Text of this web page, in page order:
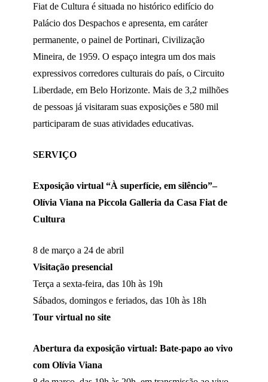
Fiat de Cultura é situada no histórico edifício do
Palácio dos Despachos e apresenta, em caráter
permanente, o painel de Portinari, Civilização
Mineira, de 1959. O espaço integra um dos mais
expressivos corredores culturais do país, o Circuito
Liberdade, em Belo Horizonte. Mais de 3,2 milhões
de pessoas já visitaram suas exposições e 580 mil
participaram de suas atividades educativas.
SERVIÇO
Exposição virtual “À superfície, em silêncio”–
Olívia Viana na Piccola Galleria da Casa Fiat de
Cultura
8 de março a 24 de abril
Visitação presencial
Terça a sexta-feira, das 10h às 19h
Sábados, domingos e feriados, das 10h às 18h
Tour virtual no site
Abertura da exposição virtual: Bate-papo ao vivo
com Olívia Viana